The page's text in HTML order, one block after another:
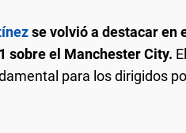
se volvió a destacar en
sobre el Manchester City.
para los dirigidos